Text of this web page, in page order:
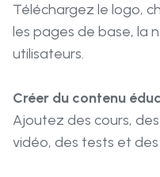
Téléchargez le logo,
les pages de base, la
utilisateurs.
Créer du contenu
Ajoutez des cours,
vidéo, des tests et